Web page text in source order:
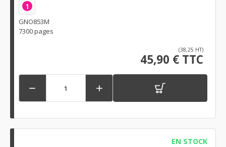
1
GNO853M
7300 pages
(38,25 HT)
45,90 € TTC
 
EN STOCK